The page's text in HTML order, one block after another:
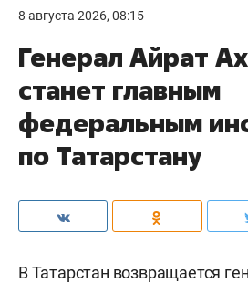
8 августа 2026, 08:15
Генерал Айрат
станет главным
федеральным
по Татарстану
В Татарстан возвращается